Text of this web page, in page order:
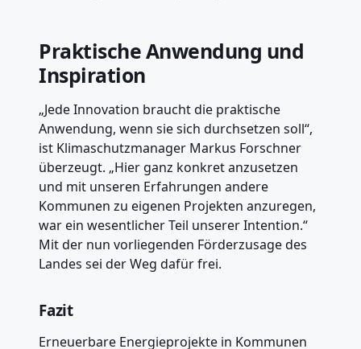
Praktische Anwendung und
Inspiration
„Jede Innovation braucht die praktische
Anwendung, wenn sie sich durchsetzen soll“,
ist Klimaschutzmanager Markus Forschner
überzeugt. „Hier ganz konkret anzusetzen
und mit unseren Erfahrungen andere
Kommunen zu eigenen Projekten anzuregen,
war ein wesentlicher Teil unserer Intention.“
Mit der nun vorliegenden Förderzusage des
Landes sei der Weg dafür frei.
Fazit
Erneuerbare Energieprojekte in Kommunen